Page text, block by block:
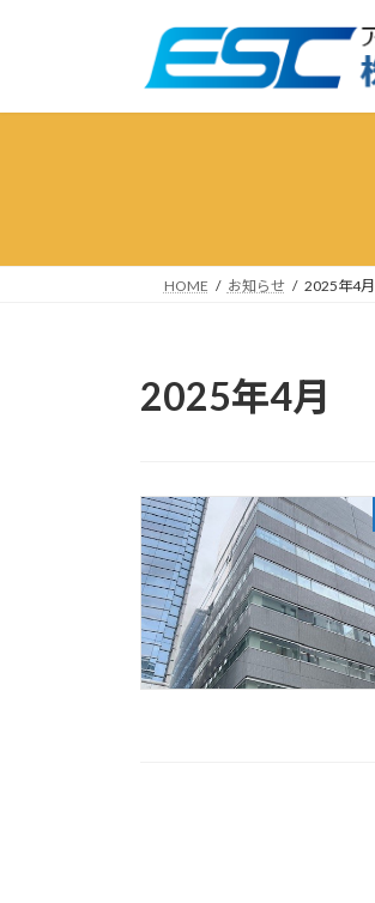
プ
動
HOME お知らせ 2025年4月
2025年4月